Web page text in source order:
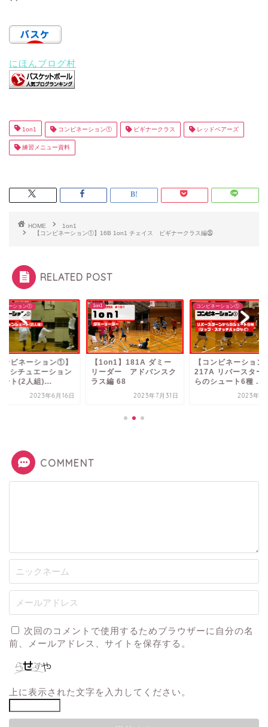
にほんブログ村
1on1 コンビネーション① ビギナークラス レッドベアーズ
練習メニュー資料
HOME
1on1
【コンビネーション①】16B 1on1 チェイス ビギナークラス編㉟
RELATED POST
ネーション①
ンビネーション①】
シチュエーション
ート(2人組)...
2023年6月16日
1on1
【1on1】181A ダミー
リーダー アドバンスク
ラス編 68
2023年7月31日
コンビネーション①
【コンビネーショ
217A リバースター
らのシュート6種 ...
2023年6
COMMENT
次回のコメントで使用するためブラウザーに自分の名
前、メールアドレス、サイトを保存する。
上に表示された文字を入力してください。